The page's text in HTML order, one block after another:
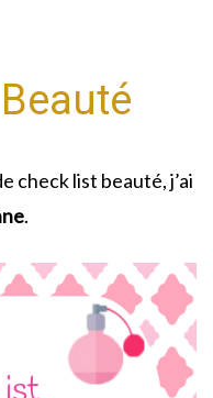
check list beauté, j’ai
.